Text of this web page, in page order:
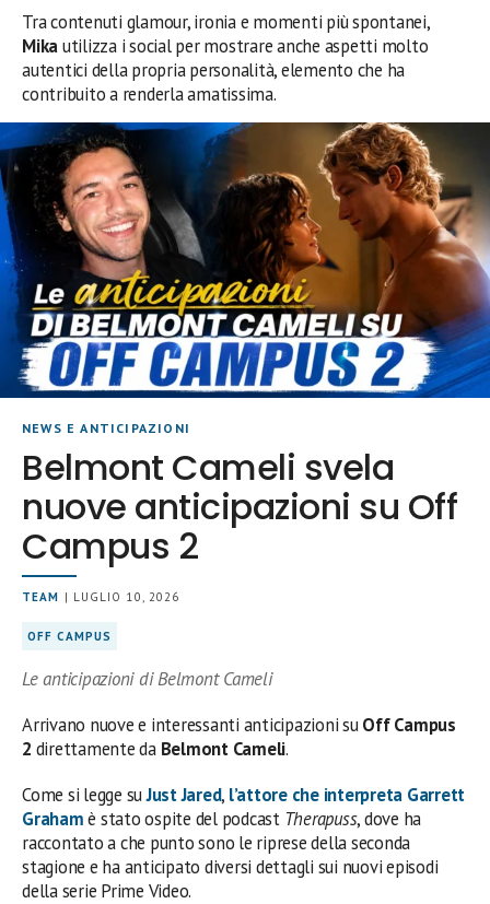
Tra contenuti glamour, ironia e momenti più spontanei,
Mikautilizza i social per mostrare anche aspetti molto
autentici della propria personalità, elemento che ha
contribuito a renderla amatissima.
NEWS E ANTICIPAZIONI
Belmont Cameli svela
nuove anticipazioni su Off
Campus 2
TEAM | LUGLIO 10, 2026
OFF CAMPUS
Le anticipazioni di Belmont Cameli
Arrivano nuove e interessanti anticipazioni suOff Campus
2 direttamente da Belmont Cameli.
Come si legge suJust Jared, l’attore che interpreta Garrett
Grahamè stato ospite del podcast Therapuss, dove ha
raccontato a che punto sono le riprese della seconda
stagione e ha anticipato diversi dettagli sui nuovi episodi
della serie Prime Video.